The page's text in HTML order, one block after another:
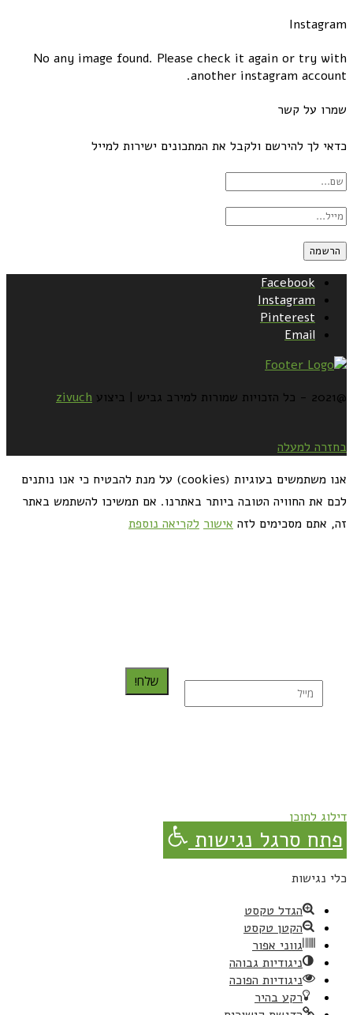
Instagram
No any image found. Please check it again or try with
another instagram account.
שמרו על קשר
כדאי לך להירשם ולקבל את המתכונים ישירות למייל
Facebook
Instagram
Pinterest
Email
@2021 - כל הזכויות שמורות למירב גביש | ביצוע zivuch
בחזרה למעלה
אנו משתמשים בעוגיות (cookies) על מנת להבטיח כי אנו נותנים
לכם את החוויה הטובה ביותר באתרנו. אם תמשיכו להשתמש באתר
זה, אתם מסכימים לזה אישור לקריאה נוספת
שלח!
דילוג לתוכן
פתח סרגל נגישות
כלי נגישות
הגדל טקסט
הקטן טקסט
גווני אפור
ניגודיות גבוהה
ניגודיות הפוכה
רקע בהיר